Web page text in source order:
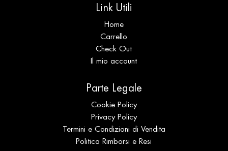
Link Utili
Home
Carrello
Check Out
Il mio account
Parte Legale
Cookie Policy
Privacy Policy
Termini e Condizioni di Vendita
Politica Rimborsi e Resi